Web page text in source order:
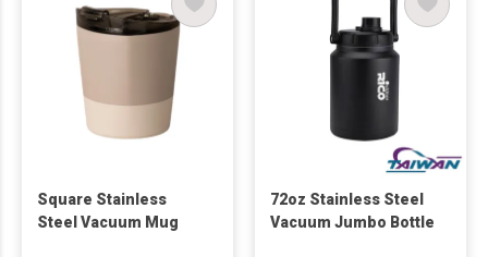
Square Stainless
Steel Vacuum Mug
72oz Stainless Steel
Vacuum Jumbo Bottle